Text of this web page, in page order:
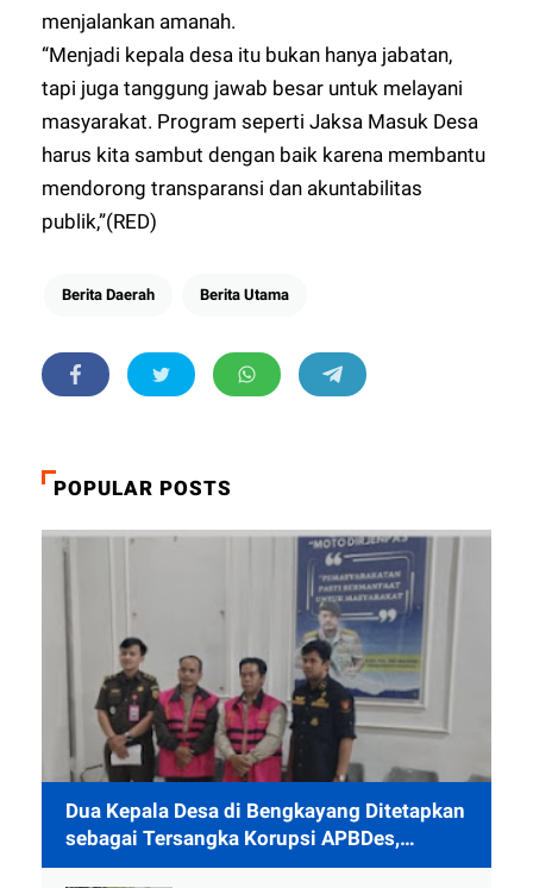
menjalankan amanah.
“Menjadi kepala desa itu bukan hanya jabatan,
tapi juga tanggung jawab besar untuk melayani
masyarakat. Program seperti Jaksa Masuk Desa
harus kita sambut dengan baik karena membantu
mendorong transparansi dan akuntabilitas
publik,”(RED)
Berita Daerah Berita Utama
POPULAR POSTS
Dua Kepala Desa di Bengkayang Ditetapkan
sebagai Tersangka Korupsi APBDes,
Ditahan 40 Hari di Rutan